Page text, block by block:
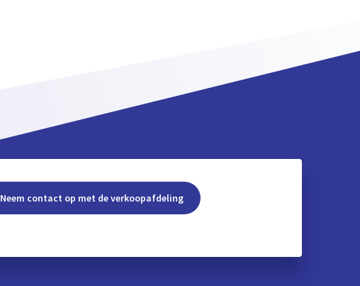
Neem contact op met de verkoopafdeling